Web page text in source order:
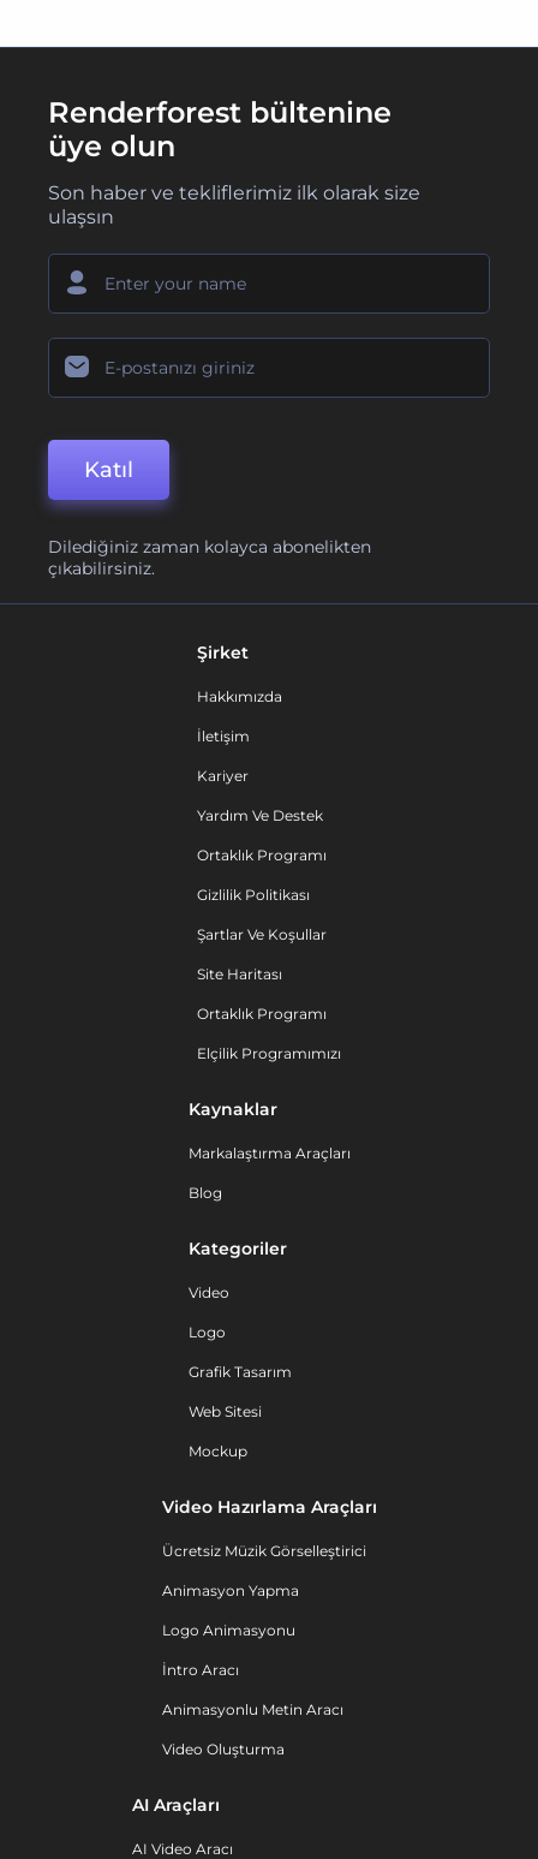
Renderforest bültenine
üye olun
Son haber ve tekliflerimiz ilk olarak size
ulaşsın
Katıl
Dilediğiniz zaman kolayca abonelikten
çıkabilirsiniz.
Şirket
Hakkımızda
İletişim
Kariyer
Yardım Ve Destek
Ortaklık Programı
Gizlilik Politikası
Şartlar Ve Koşullar
Site Haritası
Ortaklık Programı
Elçilik Programımızı
Kaynaklar
Markalaştırma Araçları
Blog
Kategoriler
Video
Logo
Grafik Tasarım
Web Sitesi
Mockup
Video Hazırlama Araçları
Ücretsiz Müzik Görselleştirici
Animasyon Yapma
Logo Animasyonu
İntro Aracı
Animasyonlu Metin Aracı
Video Oluşturma
AI Araçları
AI Video Aracı